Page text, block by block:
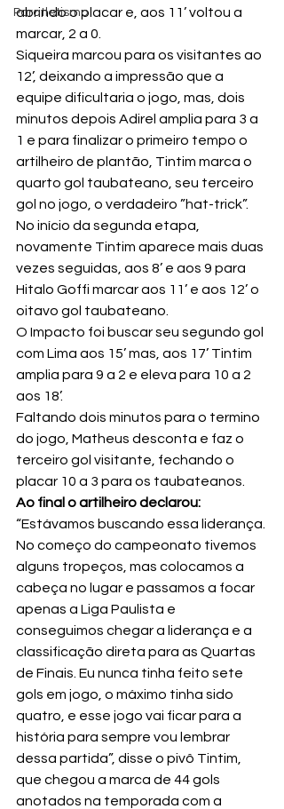
Paratletismo
abrindo o placar e, aos 11’ voltou a
marcar, 2 a 0.
Siqueira marcou para os visitantes ao
12’, deixando a impressão que a
equipe dificultaria o jogo, mas, dois
minutos depois Adirel amplia para 3 a
1 e para finalizar o primeiro tempo o
artilheiro de plantão, Tintim marca o
quarto gol taubateano, seu terceiro
gol no jogo, o verdadeiro ”hat-trick”.
No início da segunda etapa,
novamente Tintim aparece mais duas
vezes seguidas, aos 8’ e aos 9 para
Hitalo Goffi marcar aos 11’ e aos 12’ o
oitavo gol taubateano.
O Impacto foi buscar seu segundo gol
com Lima aos 15’ mas, aos 17’ Tintim
amplia para 9 a 2 e eleva para 10 a 2
aos 18’.
Faltando dois minutos para o termino
do jogo, Matheus desconta e faz o
terceiro gol visitante, fechando o
placar 10 a 3 para os taubateanos.
Ao final o artilheiro declarou:
“Estávamos buscando essa liderança.
No começo do campeonato tivemos
alguns tropeços, mas colocamos a
cabeça no lugar e passamos a focar
apenas a Liga Paulista e
conseguimos chegar a liderança e a
classificação direta para as Quartas
de Finais. Eu nunca tinha feito sete
gols em jogo, o máximo tinha sido
quatro, e esse jogo vai ficar para a
história para sempre vou lembrar
dessa partida”, disse o pivô Tintim,
que chegou a marca de 44 gols
anotados na temporada com a